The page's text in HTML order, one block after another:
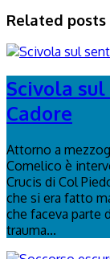
Related posts
Scivola
Cadore
Attorno a
Comelico è
Crucis di Col
che si era fatto
che faceva parte
trauma...